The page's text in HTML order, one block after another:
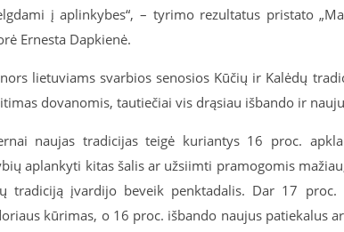
į aplinkybes“, – tyrimo rezultatus pristato
Ernesta Dapkienė.
lietuviams svarbios senosios Kūčių ir Kalėdų
dovanomis, tautiečiai vis drąsiau išbando ir
naujas tradicijas teigė kuriantys 16 proc.
aplankyti kitas šalis ar užsiimti pramogomis
tradiciją įvardijo beveik penktadalis. Dar 17
kūrimas, o 16 proc. išbando naujus patiekalus